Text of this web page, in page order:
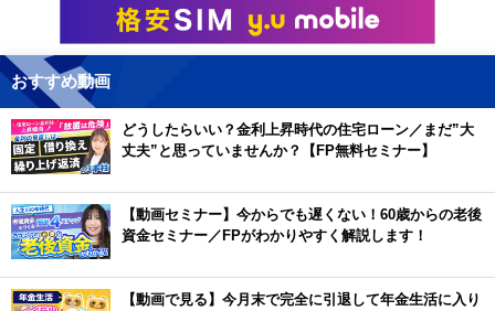
おすすめ動画
どうしたらいい？金利上昇時代の住宅ローン／まだ”大
丈夫”と思っていませんか？【FP無料セミナー】
【動画セミナー】今からでも遅くない！60歳からの老後
資金セミナー／FPがわかりやすく解説します！
【動画で見る】今月末で完全に引退して年金生活に入り